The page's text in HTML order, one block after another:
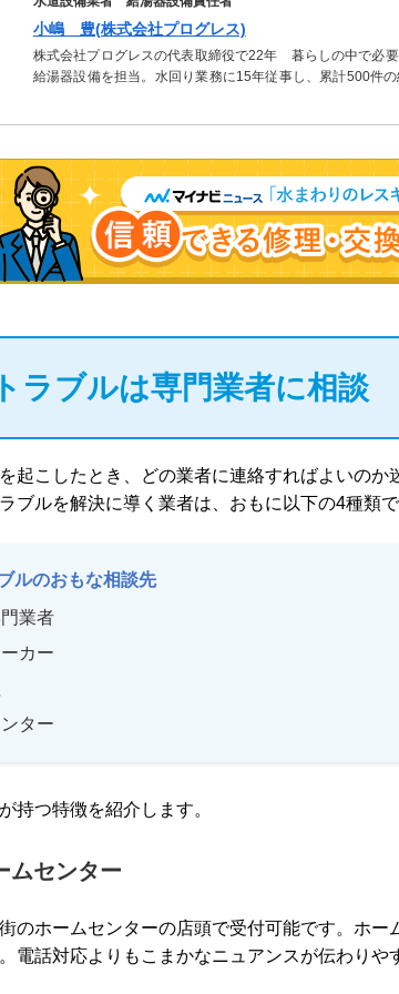
小嶋 豊(株式会社プログレス)
株式会社プログレスの代表取締役で22年 暮らしの中で必
給湯器設備を担当。水回り業務に15年従事し、累計500件
ラブルは専門業者に相談
起こしたとき、どの業者に連絡すればよいのか
ブルを解決に導く業者は、おもに以下の4種類で
ルのおもな相談先
業者
カー
ター
持つ特徴を紹介します。
ムセンター
のホームセンターの店頭で受付可能です。ホ
電話対応よりもこまかなニュアンスが伝わり